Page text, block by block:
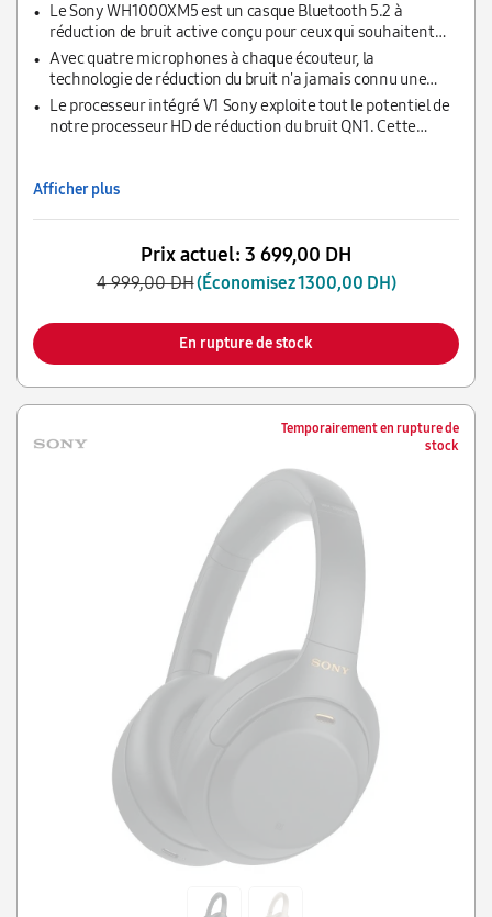
Le Sony WH1000XM5 est un casque Bluetooth 5.2 à
réduction de bruit active conçu pour ceux qui souhaitent
s’immerger totalement dans leur musique.
Avec quatre microphones à chaque écouteur, la
technologie de réduction du bruit n'a jamais connu une
telle avancée. Le son ambiant est capturé avec plus de
précision pour réduire considérablement le bruit à haute
Le processeur intégré V1 Sony exploite tout le potentiel de
notre processeur HD de réduction du bruit QN1. Cette
bruit sans précédent.
Afficher plus
Prix actuel: 3 699,00 DH
4 999,00 DH(Économisez 1300,00 DH)
En rupture de stock
Temporairement en rupture de
stock